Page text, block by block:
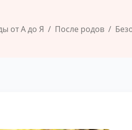
от А до Я После родов